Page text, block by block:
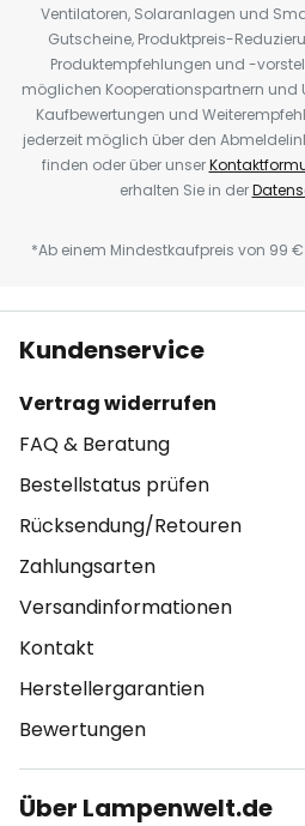
Ventilatoren, Solaranlagen und
Gutscheine, Produktpreis-
Produktempfehlungen und -
möglichen Kooperationspartnern und
Kaufbewertungen und
jederzeit möglich über den
finden oder über unser
erhalten Sie in der
*Ab einem Mindestkaufpreis von 99
Kundenservice
Vertrag widerrufen
FAQ & Beratung
Bestellstatus prüfen
Rücksendung/Retouren
Zahlungsarten
Versandinformationen
Kontakt
Herstellergarantien
Bewertungen
Über Lampenwelt.de